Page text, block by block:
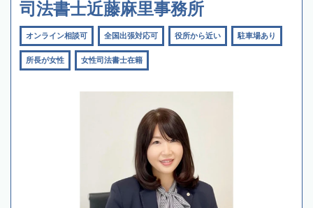
司法書士近藤麻里事務所
オンライン相談可 全国出張対応可 役所から近い 駐車場あり
所長が女性 女性司法書士在籍